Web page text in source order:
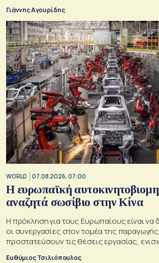
Γιάννης Αγουρίδης
WORLD 07.08.2026, 07:00
Η ευρωπαϊκή
αναζητά σωσίβιο στην Κίνα
Η πρόκληση για τους Ευρωπαίους είναι να
οι συνεργασίες στον τομέα της
προστατεύσουν τις θέσεις εργασίας,
παράλληλα τις αλυσίδες εφοδιασμού
Ευθύμιος Τσιλιόπουλος